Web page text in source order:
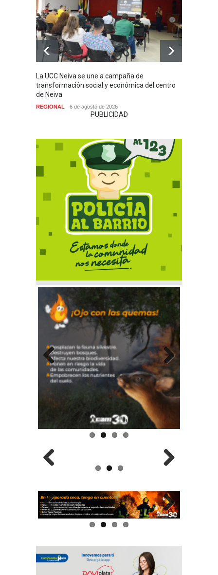
La UCC Neiva se une a campaña de
transformación social y económica del centro
de Neiva
REGIONAL 6 de agosto de 2026
PUBLICIDAD
Previous Next
Previous Next